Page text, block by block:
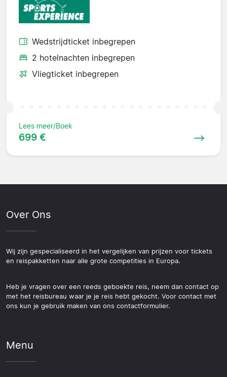
Wedstrijdticket inbegrepen
2 hotelnachten inbegrepen
Vliegticket inbegrepen
Lees meer/Boek
699 €
Over Ons
Wij zijn gespecialiseerd in het vergelijken van prijzen voor tickets
en reispakketten naar alle grote competities in Europa.
Heb je vragen over een reeds geboekte reis, neem dan contact op
met het reisbureau waar je je reis hebt gekocht. Voor contact met
ons kun je gebruik maken van ons contactformulier.
Menu